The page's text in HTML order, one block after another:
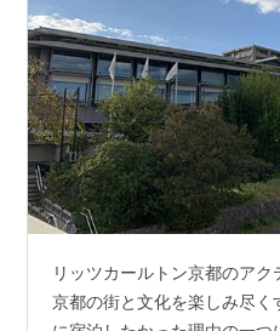
リッツカールトン京都のアク
京都の街と文化を楽しみ尽